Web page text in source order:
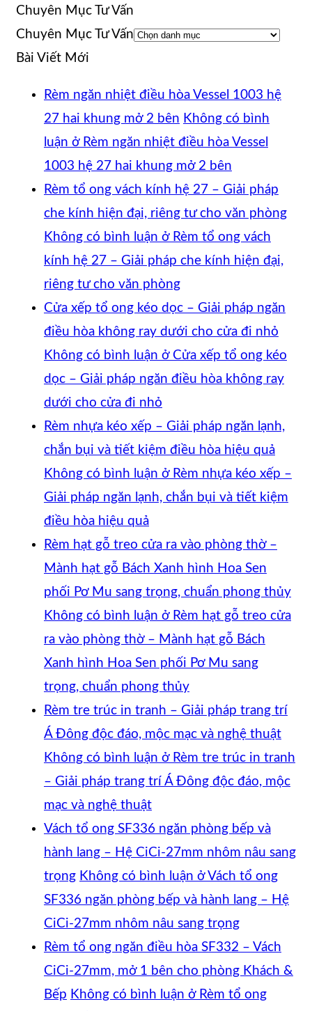
Chuyên Mục Tư Vấn
Chuyên Mục Tư Vấn
Bài Viết Mới
Rèm ngăn nhiệt điều hòa Vessel 1003 hệ
27 hai khung mở 2 bên Không có bình
luận ở Rèm ngăn nhiệt điều hòa Vessel
1003 hệ 27 hai khung mở 2 bên
Rèm tổ ong vách kính hệ 27 – Giải pháp
che kính hiện đại, riêng tư cho văn phòng
Không có bình luận ở Rèm tổ ong vách
kính hệ 27 – Giải pháp che kính hiện đại,
riêng tư cho văn phòng
Cửa xếp tổ ong kéo dọc – Giải pháp ngăn
điều hòa không ray dưới cho cửa đi nhỏ
Không có bình luận ở Cửa xếp tổ ong kéo
dọc – Giải pháp ngăn điều hòa không ray
dưới cho cửa đi nhỏ
Rèm nhựa kéo xếp – Giải pháp ngăn lạnh,
chắn bụi và tiết kiệm điều hòa hiệu quả
Không có bình luận ở Rèm nhựa kéo xếp –
Giải pháp ngăn lạnh, chắn bụi và tiết kiệm
điều hòa hiệu quả
Rèm hạt gỗ treo cửa ra vào phòng thờ –
Mành hạt gỗ Bách Xanh hình Hoa Sen
phối Pơ Mu sang trọng, chuẩn phong thủy
Không có bình luận ở Rèm hạt gỗ treo cửa
ra vào phòng thờ – Mành hạt gỗ Bách
Xanh hình Hoa Sen phối Pơ Mu sang
trọng, chuẩn phong thủy
Rèm tre trúc in tranh – Giải pháp trang trí
Á Đông độc đáo, mộc mạc và nghệ thuật
Không có bình luận ở Rèm tre trúc in tranh
– Giải pháp trang trí Á Đông độc đáo, mộc
mạc và nghệ thuật
Vách tổ ong SF336 ngăn phòng bếp và
hành lang – Hệ CiCi-27mm nhôm nâu sang
trọng Không có bình luận ở Vách tổ ong
SF336 ngăn phòng bếp và hành lang – Hệ
CiCi-27mm nhôm nâu sang trọng
Rèm tổ ong ngăn điều hòa SF332 – Vách
CiCi-27mm, mở 1 bên cho phòng Khách &
Bếp Không có bình luận ở Rèm tổ ong